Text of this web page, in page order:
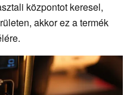
központot keresel,
akkor ez a termék